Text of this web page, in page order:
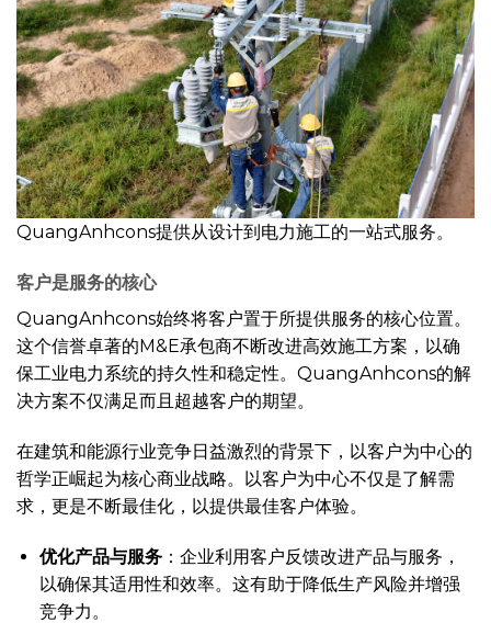
QuangAnhcons提供从设计到电力施工的一站式服务。
客户是服务的核心
QuangAnhcons始终将客户置于所提供服务的核心位置。
这个信誉卓著的M&E承包商不断改进高效施工方案，以确
保工业电力系统的持久性和稳定性。QuangAnhcons的解
决方案不仅满足而且超越客户的期望。
在建筑和能源行业竞争日益激烈的背景下，以客户为中心的
哲学正崛起为核心商业战略。以客户为中心不仅是了解需
求，更是不断最佳化，以提供最佳客户体验。
优化产品与服务：企业利用客户反馈改进产品与服务，
以确保其适用性和效率。这有助于降低生产风险并增强
竞争力。